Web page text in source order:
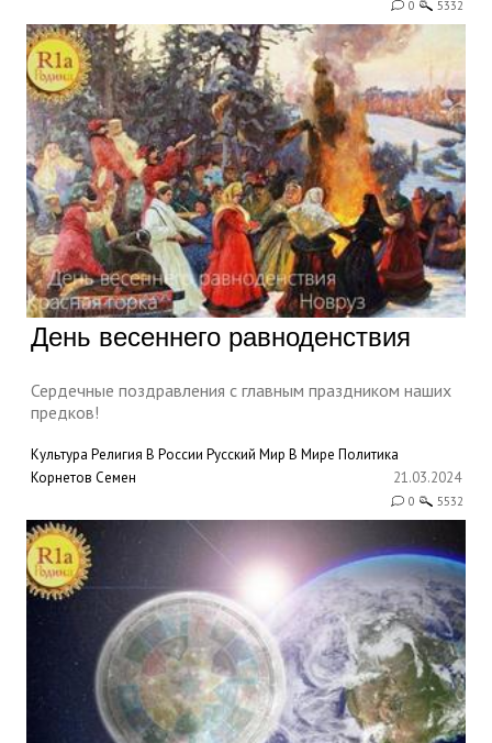
0 5332
День весеннего равноденствия
Сердечные поздравления с главным праздником наших
предков!
Культура Религия В России Русский Мир В Мире Политика
Корнетов Семен
21.03.2024
0 5532